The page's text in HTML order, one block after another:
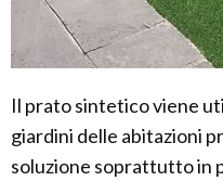
Il prato sintetico viene
giardini delle abitazioni
soluzione soprattutto in